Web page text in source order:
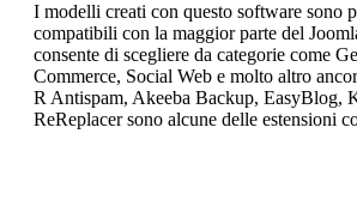
I modelli creati con questo software sono
compatibili con la maggior parte del
consente di scegliere da categorie come
Commerce, Social Web e molto altro
R Antispam, Akeeba Backup, EasyBlog,
ReReplacer sono alcune delle estensioni